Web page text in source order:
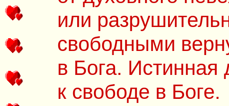
или
свободными
в Бога. Истинная
к свободе в Боге.